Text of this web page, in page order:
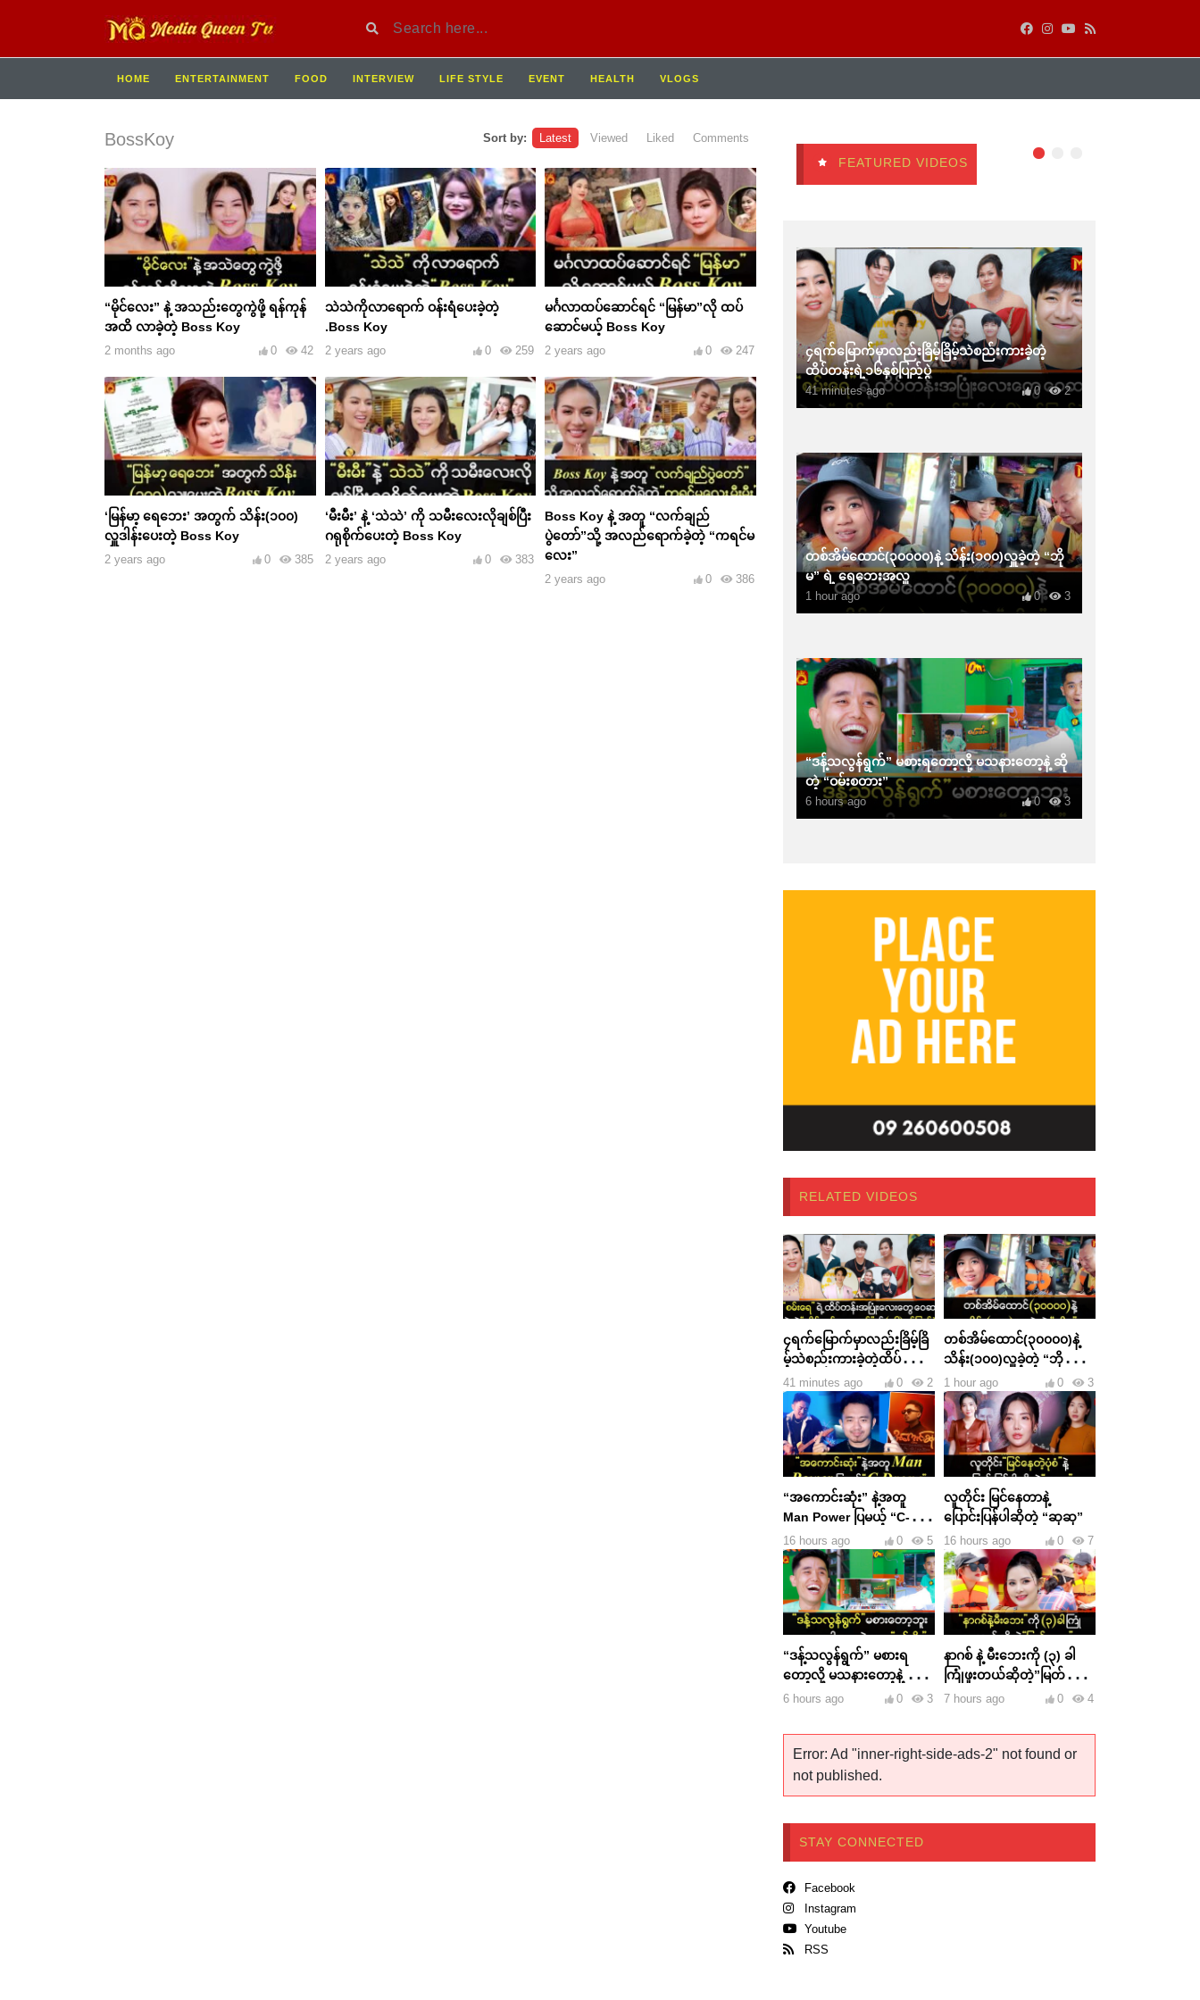
HOME ENTERTAINMENT FOOD INTERVIEW LIFE STYLE EVENT HEALTH VLOGS
BossKoy Sort by: Latest Viewed Liked Comments
“မိုင်လေး” နဲ့ အသည်းတွေကွဲဖို့ ရန်ကုန်
အထိ လာခဲ့တဲ့ Boss Koy
2 months ago 42
0
သဲသဲကိုလာရောက် ဝန်းရံပေးခဲ့တဲ့
.Boss Koy
2 years ago 259
0
မင်္ဂလာထပ်ဆောင်ရင် “မြန်မာ”လို ထပ်
ဆောင်မယ့် Boss Koy
2 years ago 247
0
‘မြန်မာ့ ရေဘေး’ အတွက် သိန်း(၁၀၀)
လှူဒါန်းပေးတဲ့ Boss Koy
2 years ago 385
0
‘မီးမီး’ နဲ့ ‘သဲသဲ’ ကို သမီးလေးလိုချစ်ပြီး
ဂရုစိုက်ပေးတဲ့ Boss Koy
2 years ago 383
0
Boss Koy နဲ့ အတူ “လက်ချည်
ပွဲတော်”သို့ အလည်ရောက်ခဲ့တဲ့ “ကရင်မ
လေး”
2 years ago 386
0
FEATURED VIDEOS
၄ရက်မြောက်မှာလည်းခြိမ့်ခြိမ့်သဲစည်းကားခဲ့တဲ့
ထိပ်တန်းရဲ့၁၆နှစ်ပြည့်ပွဲ
41 minutes ago 2
0
တစ်အိမ်ထောင်(၃၀၀၀၀)နဲ့ သိန်း(၁၀၀)လှူခဲ့တဲ့ “ဘို
မ” ရဲ့ ရေဘေးအလှူ
1 hour ago 3
0
“ဒန့်သလွန်ရွက်” မစားရတော့လို့ မသနားတော့နဲ့ ဆို
တဲ့ “ဝမ်းစတား”
6 hours ago 3
0
RELATED VIDEOS
၄ရက်မြောက်မှာလည်းခြိမ့်ခြိ
မ့်သဲစည်းကားခဲ့တဲ့ထိပ်တန်း
ရဲ့၁၆နှစ်ပြည့်ပွဲ
41 minutes ago 2
0
တစ်အိမ်ထောင်(၃၀၀၀၀)နဲ့
သိန်း(၁၀၀)လှူခဲ့တဲ့ “ဘိုမ” ရဲ့
ရေဘေးအလှူ
1 hour ago 3
0
“အကောင်းဆုံး” နဲ့အတူ
Man Power ပြမယ့် “C-
Drone”
16 hours ago 5
0
လူတိုင်း မြင်နေတာနဲ့
ပြောင်းပြန်ပါဆိုတဲ့ “ဆုဆု”
16 hours ago 7
0
“ဒန့်သလွန်ရွက်” မစားရ
တော့လို့ မသနားတော့နဲ့ ဆိုတဲ့
“ဝမ်းစတား”
6 hours ago 3
0
နာဂစ် နဲ့ မီးဘေးကို (၃) ခါ
ကြုံဖူးတယ်ဆိုတဲ့”မြတ်သူ
သူ”
7 hours ago 4
0
Error: Ad "inner-right-side-ads-2" not found or
not published.
STAY CONNECTED
Facebook
Instagram
Youtube
RSS